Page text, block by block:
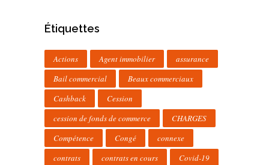
Étiquettes
Actions Agent immobilier
assurance
Bail commercial
Beaux commerciaux
Cashback
Cession
cession de fonds de commerce
CHARGES
Compétence
Congé
connexe
contrats
contrats en cours
Covid-19